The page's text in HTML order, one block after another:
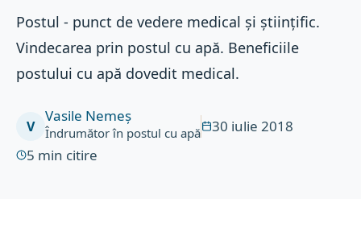
Postul - punct de vedere medical și științific.
Vindecarea prin postul cu apă. Beneficiile
postului cu apă dovedit medical.
V
Vasile Nemeș
Îndrumător în postul cu apă
30 iulie 2018
5 min citire